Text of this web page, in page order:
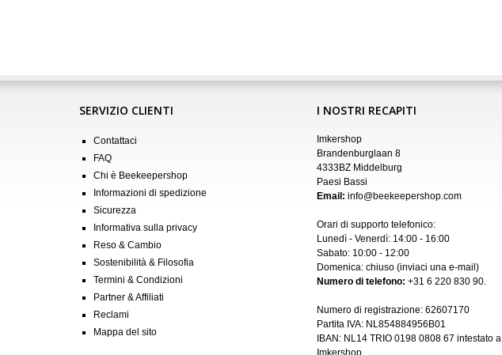
SERVIZIO CLIENTI
Contattaci
FAQ
Chi è Beekeepershop
Informazioni di spedizione
Sicurezza
Informativa sulla privacy
Reso & Cambio
Sostenibilità & Filosofia
Termini & Condizioni
Partner & Affiliati
Reclami
Mappa del sito
I NOSTRI RECAPITI
Imkershop
Brandenburglaan 8
4333BZ Middelburg
Paesi Bassi
Email: info@beekeepershop.com
Orari di supporto telefonico:
Lunedì - Venerdì: 14:00 - 16:00
Sabato: 10:00 - 12:00
Domenica: chiuso (inviaci una e-mail )
Numero di telefono: +31 6 220 830 90.
Numero di registrazione: 62607170
Partita IVA: NL854884956B01
IBAN: NL14 TRIO 0198 0808 67 intestato a
Imkershop